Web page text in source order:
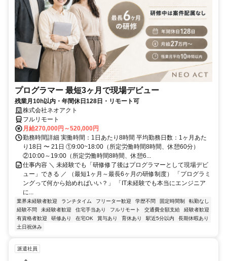
プログラマー 最短3ヶ月で現場デビュー
残業月10h以内・年間休日128日・リモート可
株式会社ネオアクト
フルリモート
月給270,000円～520,000円
勤務時間詳細 実働時間：1日あたり8時間 平均勤務日数：1ヶ月あた
り18日 〜 21日 ①9:00~18:00（所定労働時間8時間、休憩60分）
②10:00～19:00（所定労働時間8時間、休憩6...
仕事内容 ＼ 未経験でも「研修修了後はプログラマーとして現場デビ
ュー」できる ／ （最短1ヶ月～最長6ヶ月の研修制度） 「プログラミ
ングって何から始めればいい？」 「IT未経験でも本当にエンジニア
に...
業界未経験者歓迎 ランチタイム フリーター歓迎 学歴不問 固定時間制
転勤なし
経験不問
未経験者歓迎 住宅手当あり フルリモート 交通費全額支給
経験者歓迎
有資格者歓迎
研修あり 在宅OK 賞与あり 育休あり 駅近5分以内
長期休暇あり
土日祝休み
派遣社員